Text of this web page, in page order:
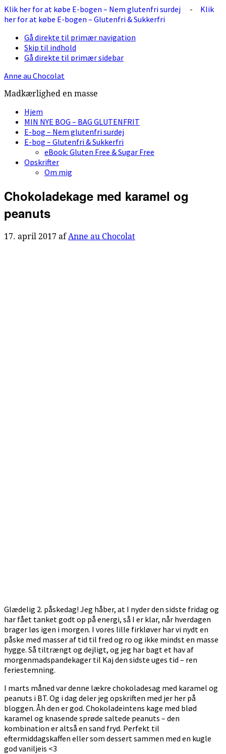
Klik her for at købe E-bogen – Nem glutenfri surdej - Klik
her for at købe E-bogen – Glutenfri & Sukkerfri
Gå direkte til primær navigation
Skip til indhold
Gå direkte til primær sidebar
Anne au Chocolat
Madkærlighed en masse
Hjem
MIN NYE BOG – BAG GLUTENFRIT
E-bog – Nem glutenfri surdej
E-bog – Glutenfri & Sukkerfri
eBook: Gluten Free & Sugar Free
Opskrifter
Om mig
Chokoladekage med karamel og
peanuts
17. april 2017 afAnne au Chocolat
Glædelig 2. påskedag! Jeg håber, at I nyder den sidste fridag og
har fået tanket godt op på energi, så I er klar, når hverdagen
brager løs igen i morgen. I vores lille firkløver har vi nydt en
påske med masser af tid til fred og ro og ikke mindst en masse
hygge. Så tiltrængt og dejligt, og jeg har bagt et hav af
morgenmadspandekager til Kaj den sidste uges tid – ren
feriestemning.
I marts måned var denne lækre chokoladesag med karamel og
peanuts i BT. Og i dag deler jeg opskriften med jer her på
bloggen. Åh den er god. Chokoladeintens kage med blød
karamel og knasende sprøde saltede peanuts – den
kombination er altså en sand fryd. Perfekt til
eftermiddagskaffen eller som dessert sammen med en kugle
god vaniljeis <3